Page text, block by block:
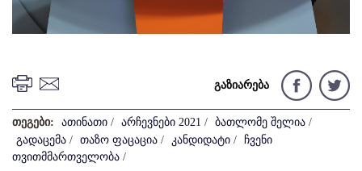
გაზიარება
თეგები: ათინათი / არჩევნები 2021 / ბათლომე შელია /
გადაცემა / თაზო ფაცაცია / კანდიდატი /
ჩვენი
თვითმმართველობა /